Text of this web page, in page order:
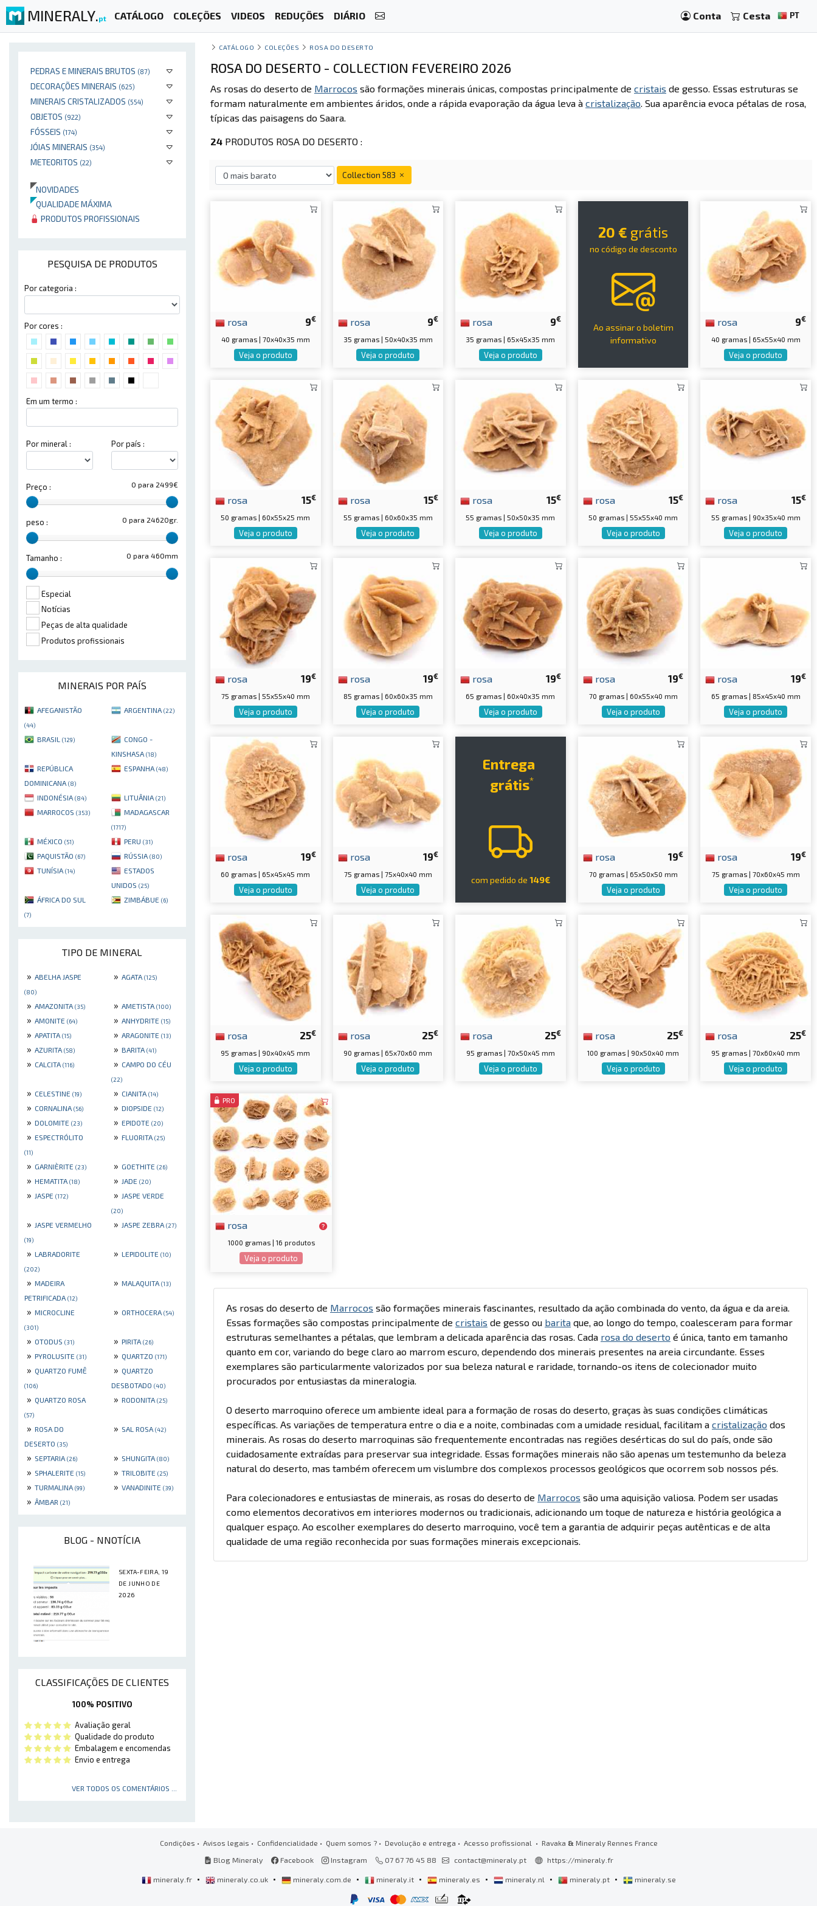
MINERALY.pt CATÁLOGO COLEÇÕES VIDEOS REDUÇÕES DIÁRIO Conta Cesta PT
PEDRAS E MINERAIS BRUTOS (87)
DECORAÇÕES MINERAIS (625)
MINERAIS CRISTALIZADOS (554)
OBJETOS (922)
FÓSSEIS (174)
JÓIAS MINERAIS (354)
METEORITOS (22)
NOVIDADES
QUALIDADE MÁXIMA
PRODUTOS PROFISSIONAIS
PESQUISA DE PRODUTOS
Por categoria :
Por cores :
Em um termo :
Por mineral : Por país :
0 para 2499€
Preço :
0 para 24620gr.
peso :
0 para 460mm
Tamanho :
Especial
Notícias
Peças de alta qualidade
Produtos profissionais
MINERAIS POR PAÍS
AFEGANISTÃO
(44)
ARGENTINA (22)
BRASIL (129)
CONGO -
KINSHASA (18)
REPÚBLICA
DOMINICANA (8)
ESPANHA (48)
INDONÉSIA (84) LITUÂNIA (21)
MARROCOS (353) MADAGASCAR
(1717)
MÉXICO (51) PERU (31)
PAQUISTÃO (67) RÚSSIA (80)
TUNÍSIA (14)
ESTADOS
UNIDOS (25)
ÁFRICA DO SUL
(7)
ZIMBÁBUE (6)
TIPO DE MINERAL
» ABELHA JASPE
(80)
» AGATA (125)
» AMAZONITA (35) » AMETISTA (100)
» AMONITE (64) » ANHYDRITE (15)
» APATITA (15) » ARAGONITE (13)
» AZURITA (58) » BARITA (41)
» CALCITA (116) » CAMPO DO CÉU
(22)
» CELESTINE (19) » CIANITA (14)
» CORNALINA (56) » DIOPSIDE (12)
» DOLOMITE (23) » EPIDOTE (20)
» ESPECTRÓLITO
(11)
» FLUORITA (25)
» GARNIÈRITE (23) » GOETHITE (26)
» HEMATITA (18) » JADE (20)
» JASPE (172) » JASPE VERDE
(20)
» JASPE VERMELHO
(19)
» JASPE ZEBRA (27)
» LABRADORITE
(202)
» LEPIDOLITE (10)
» MADEIRA
PETRIFICADA (12)
» MALAQUITA (13)
» MICROCLINE
(301)
» ORTHOCERA (54)
» OTODUS (31) » PIRITA (26)
» PYROLUSITE (31) » QUARTZO (171)
» QUARTZO FUMÊ
(106)
» QUARTZO
DESBOTADO (40)
» QUARTZO ROSA
(57)
» RODONITA (25)
» ROSA DO
DESERTO (35)
» SAL ROSA (42)
» SEPTARIA (26) » SHUNGITA (80)
» SPHALERITE (15) » TRILOBITE (25)
» TURMALINA (99) » VANADINITE (39)
» ÂMBAR (21)
BLOG - NNOTÍCIA
SEXTA-FEIRA, 19
DE JUNHO DE
2026
CLASSIFICAÇÕES DE CLIENTES
100% POSITIVO
Avaliação geral
Qualidade do produto
Embalagem e encomendas
Envio e entrega
VER TODOS OS COMENTÁRIOS ...
CATÁLOGO COLEÇÕES ROSA DO DESERTO
ROSA DO DESERTO - COLLECTION FEVEREIRO 2026
As rosas do deserto de Marrocos são formações minerais únicas, compostas principalmente de cristais de gesso. Essas estruturas se
formam naturalmente em ambientes áridos, onde a rápida evaporação da água leva à cristalização. Sua aparência evoca pétalas de rosa,
típicas das paisagens do Saara.
24 PRODUTOS ROSA DO DESERTO :
Collection 583
9€
rosa
40 gramas | 70x40x35 mm
Veja o produto
9€
rosa
35 gramas | 50x40x35 mm
Veja o produto
9€
rosa
35 gramas | 65x45x35 mm
Veja o produto
20 € grátis
no código de desconto
Ao assinar o boletim
informativo
9€
rosa
40 gramas | 65x55x40 mm
Veja o produto
15€
rosa
50 gramas | 60x55x25 mm
Veja o produto
15€
rosa
55 gramas | 60x60x35 mm
Veja o produto
15€
rosa
55 gramas | 50x50x35 mm
Veja o produto
15€
rosa
50 gramas | 55x55x40 mm
Veja o produto
15€
rosa
55 gramas | 90x35x40 mm
Veja o produto
19€
rosa
75 gramas | 55x55x40 mm
Veja o produto
19€
rosa
85 gramas | 60x60x35 mm
Veja o produto
19€
rosa
65 gramas | 60x40x35 mm
Veja o produto
19€
rosa
70 gramas | 60x55x40 mm
Veja o produto
19€
rosa
65 gramas | 85x45x40 mm
Veja o produto
19€
rosa
60 gramas | 65x45x45 mm
Veja o produto
19€
rosa
75 gramas | 75x40x40 mm
Veja o produto
Entrega
grátis*
com pedido de 149€
19€
rosa
70 gramas | 65x50x50 mm
Veja o produto
19€
rosa
75 gramas | 70x60x45 mm
Veja o produto
25€
rosa
95 gramas | 90x40x45 mm
Veja o produto
25€
rosa
90 gramas | 65x70x60 mm
Veja o produto
25€
rosa
95 gramas | 70x50x45 mm
Veja o produto
25€
rosa
100 gramas | 90x50x40 mm
Veja o produto
25€
rosa
95 gramas | 70x60x40 mm
Veja o produto
PRO
rosa
1000 gramas | 16 produtos
Veja o produto
As rosas do deserto de Marrocos são formações minerais fascinantes, resultado da ação combinada do vento, da água e da areia.
Essas formações são compostas principalmente de cristais de gesso ou barita que, ao longo do tempo, coalesceram para formar
estruturas semelhantes a pétalas, que lembram a delicada aparência das rosas. Cada rosa do deserto é única, tanto em tamanho
quanto em cor, variando do bege claro ao marrom escuro, dependendo dos minerais presentes na areia circundante. Esses
exemplares são particularmente valorizados por sua beleza natural e raridade, tornando-os itens de colecionador muito
procurados por entusiastas da mineralogia.
O deserto marroquino oferece um ambiente ideal para a formação de rosas do deserto, graças às suas condições climáticas
específicas. As variações de temperatura entre o dia e a noite, combinadas com a umidade residual, facilitam a cristalização dos
minerais. As rosas do deserto marroquinas são frequentemente encontradas nas regiões desérticas do sul do país, onde são
cuidadosamente extraídas para preservar sua integridade. Essas formações minerais não são apenas um testemunho da beleza
natural do deserto, mas também oferecem um vislumbre dos complexos processos geológicos que ocorrem sob nossos pés.
Para colecionadores e entusiastas de minerais, as rosas do deserto de Marrocos são uma aquisição valiosa. Podem ser usadas
como elementos decorativos em interiores modernos ou tradicionais, adicionando um toque de natureza e história geológica a
qualquer espaço. Ao escolher exemplares do deserto marroquino, você tem a garantia de adquirir peças autênticas e de alta
qualidade de uma região reconhecida por suas formações minerais excepcionais.
Condições • Avisos legais • Confidencialidade • Quem somos ?• Devolução e entrega • Acesso profissional • Ravaka & Mineraly Rennes France
Blog Mineraly
Facebook Instagram 07 67 76 45 88 contact@mineraly.pt https://mineraly.fr
mineraly.fr • mineraly.co.uk • mineraly.com.de • mineraly.it • mineraly.es • mineraly.nl • mineraly.pt • mineraly.se